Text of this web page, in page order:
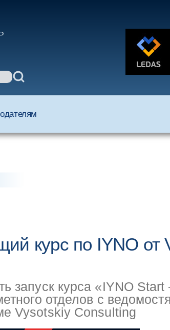
курс по IYNO от
запуск курса «IYNO
отделов с
Vysotskiy Consulting